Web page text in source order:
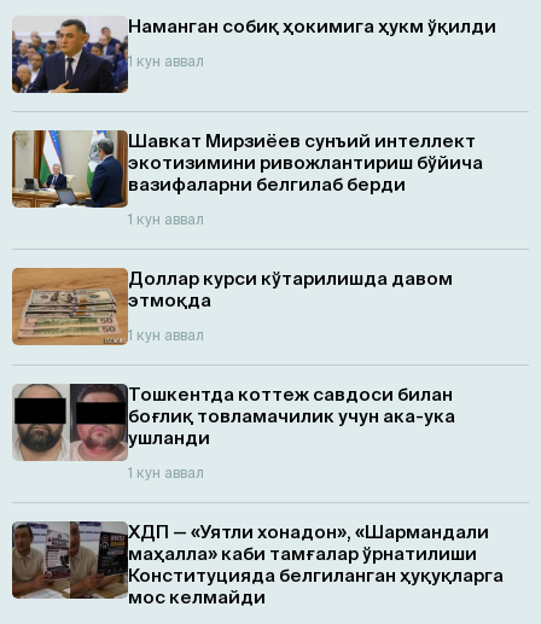
Наманган собиқ ҳокимига ҳукм ўқилди
1 кун аввал
Шавкат Мирзиёев сунъий интеллект
экотизимини ривожлантириш бўйича
вазифаларни белгилаб берди
1 кун аввал
Доллар курси кўтарилишда давом
этмоқда
1 кун аввал
Тошкентда коттеж савдоси билан
боғлиқ товламачилик учун ака-ука
ушланди
1 кун аввал
ХДП — «Уятли хонадон», «Шармандали
маҳалла» каби тамғалар ўрнатилиши
Конституцияда белгиланган ҳуқуқларга
мос келмайди